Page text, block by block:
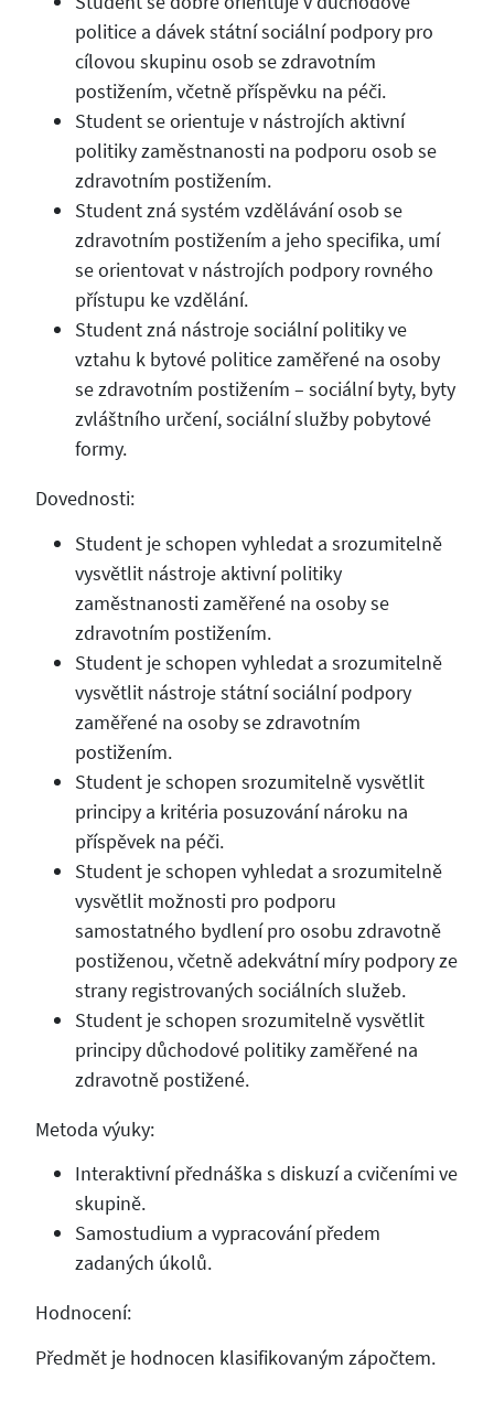
politice a dávek státní sociální podpory pro
cílovou skupinu osob se zdravotním
postižením, včetně příspěvku na péči.
Student se orientuje v nástrojích aktivní
politiky zaměstnanosti na podporu osob se
zdravotním postižením.
Student zná systém vzdělávání osob se
zdravotním postižením a jeho specifika, umí
se orientovat v nástrojích podpory rovného
přístupu ke vzdělání.
Student zná nástroje sociální politiky ve
vztahu k bytové politice zaměřené na osoby
se zdravotním postižením – sociální byty, byty
zvláštního určení, sociální služby pobytové
formy.
Dovednosti:
Student je schopen vyhledat a srozumitelně
vysvětlit nástroje aktivní politiky
zaměstnanosti zaměřené na osoby se
zdravotním postižením.
Student je schopen vyhledat a srozumitelně
vysvětlit nástroje státní sociální podpory
zaměřené na osoby se zdravotním
postižením.
Student je schopen srozumitelně vysvětlit
principy a kritéria posuzování nároku na
příspěvek na péči.
Student je schopen vyhledat a srozumitelně
vysvětlit možnosti pro podporu
samostatného bydlení pro osobu zdravotně
postiženou, včetně adekvátní míry podpory ze
strany registrovaných sociálních služeb.
Student je schopen srozumitelně vysvětlit
principy důchodové politiky zaměřené na
zdravotně postižené.
Metoda výuky:
Interaktivní přednáška s diskuzí a cvičeními ve
skupině.
Samostudium a vypracování předem
zadaných úkolů.
Hodnocení:
Předmět je hodnocen klasifikovaným zápočtem.